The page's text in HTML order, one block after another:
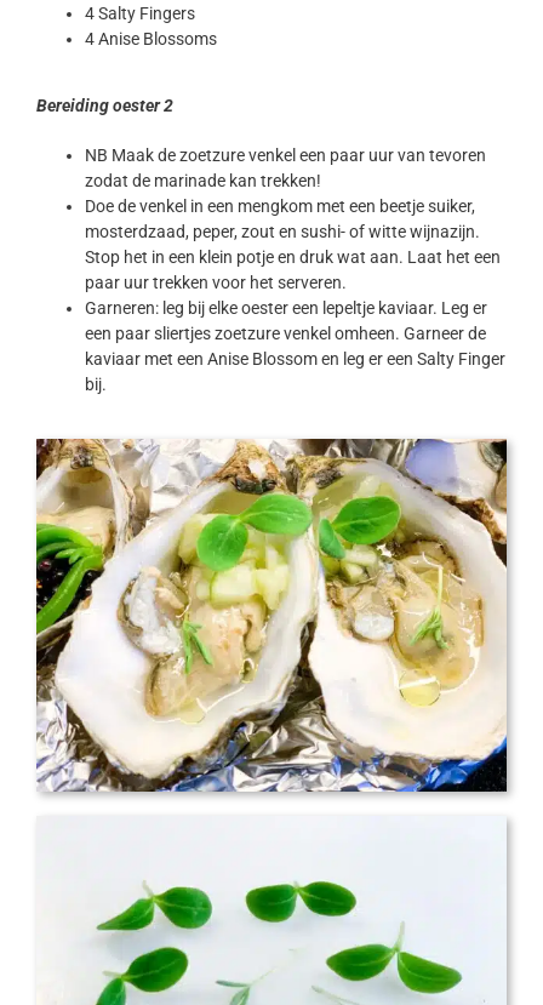
4 Salty Fingers
4 Anise Blossoms
Bereiding oester 2
NB Maak de zoetzure venkel een paar uur van tevoren
zodat de marinade kan trekken!
Doe de venkel in een mengkom met een beetje suiker,
mosterdzaad, peper, zout en sushi- of witte wijnazijn.
Stop het in een klein potje en druk wat aan. Laat het een
paar uur trekken voor het serveren.
Garneren: leg bij elke oester een lepeltje kaviaar. Leg er
een paar sliertjes zoetzure venkel omheen. Garneer de
kaviaar met een Anise Blossom en leg er een Salty Finger
bij.